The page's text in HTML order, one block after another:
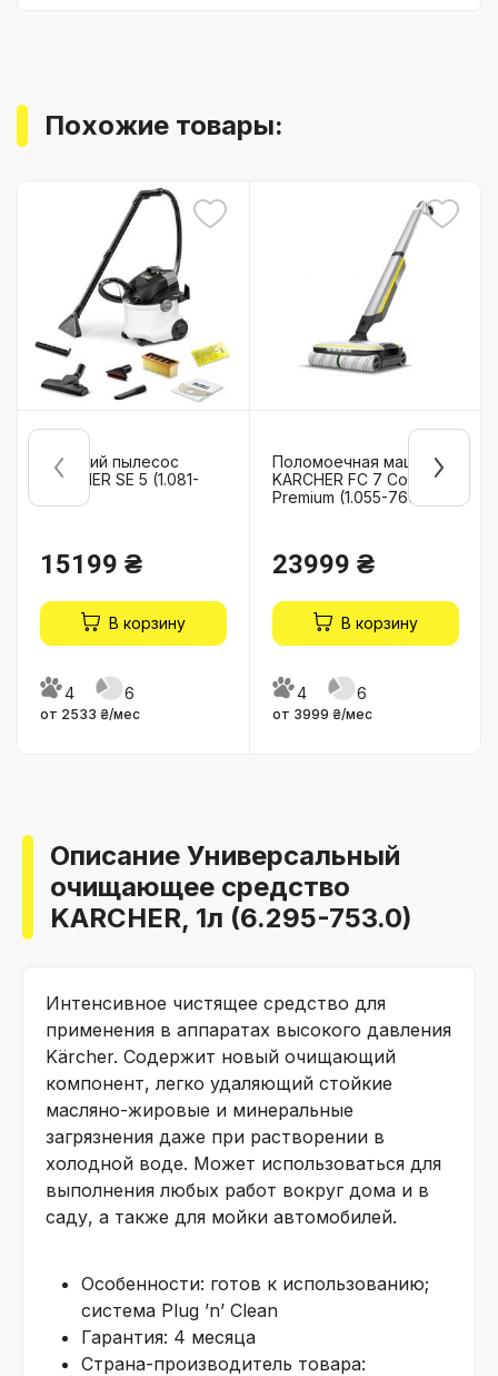
Похожие товары:
Моющий пылесос
KARCHER SE 5 (1.081-
230.0)
15199 ₴
В корзину
4 6
от 2533 ₴/мес
Поломоечная машина
KARCHER FC 7 Cordless
Premium (1.055-760.0)
23999 ₴
В корзину
4 6
от 3999 ₴/мес
Описание Универсальный
очищающее средство
KARCHER, 1л (6.295-753.0)
Интенсивное чистящее средство для
применения в аппаратах высокого давления
Kärcher. Содержит новый очищающий
компонент, легко удаляющий стойкие
масляно-жировые и минеральные
загрязнения даже при растворении в
холодной воде. Может использоваться для
выполнения любых работ вокруг дома и в
саду, а также для мойки автомобилей.
Особенности: готов к использованию;
система Plug ’n’ Clean
Гарантия: 4 месяца
Страна-производитель товара: